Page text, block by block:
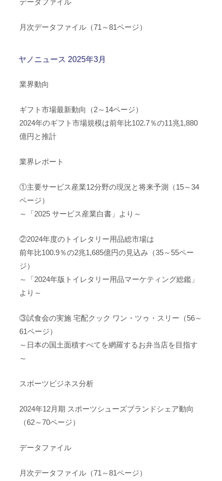
データファイル
月次データファイル（71～81ページ）
ヤノニュース 2025年3月
業界動向
ギフト市場最新動向（2～14ページ）
2024年のギフト市場規模は前年比102.7％の11兆1,880
億円と推計
業界レポート
①主要サービス産業12分野の現況と将来予測（15～34
ページ）
～「2025 サービス産業白書」より～
②2024年度のトイレタリー用品総市場は
前年比100.9％の2兆1,685億円の見込み（35～55ペー
ジ）
～「2024年版トイレタリー用品マーケティング総鑑」
より～
③試食会の実施 宅配クック ワン・ツゥ・スリー（56～
61ページ）
～日本の国土面積すべてを網羅するお弁当店を目指す
～
スポーツビジネス分析
2024年12月期 スポーツシューズブランドシェア動向
（62～70ページ）
データファイル
月次データファイル（71～81ページ）